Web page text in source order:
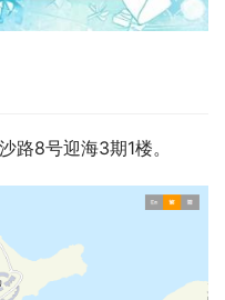
路8号迎海3期1楼。